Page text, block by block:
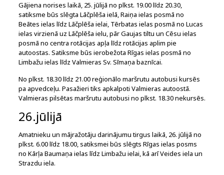
Gājiena norises laikā, 25. jūlijā no plkst. 19.00 līdz 20.30,
satiksme būs slēgta Lāčplēša ielā, Raiņa ielas posmā no
Beātes ielas līdz Lāčplēša ielai, Tērbatas ielas posmā no Lucas
ielas virzienā uz Lāčplēša ielu, pār Gaujas tiltu un Cēsu ielas
posmā no centra rotācijas apļa līdz rotācijas aplim pie
autoostas. Satiksme būs ierobežota Rīgas ielas posmā no
Limbažu ielas līdz Valmieras Sv. Sīmaņa baznīcai.
No plkst. 18.30 līdz 21.00 reģionālo maršrutu autobusi kursēs
pa apvedceļu. Pasažieri tiks apkalpoti Valmieras autoostā.
Valmieras pilsētas maršrutu autobusi no plkst. 18.30 nekursēs.
26.jūlijā
Amatnieku un mājražotāju darinājumu tirgus laikā, 26. jūlijā no
plkst. 6.00 līdz 18.00, satiksmei būs slēgts Rīgas ielas posms
no Kārļa Baumaņa ielas līdz Limbažu ielai, kā arī Veides iela un
Strazdu iela.